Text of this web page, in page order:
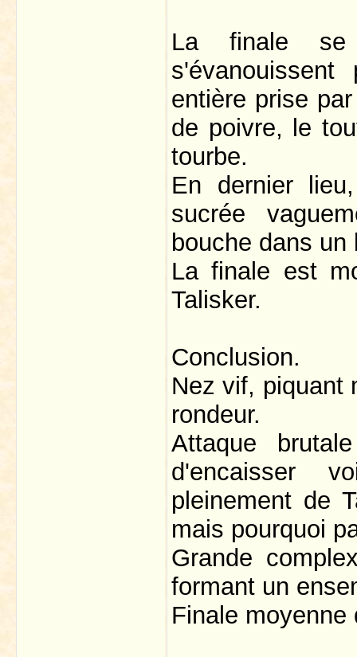
La finale se
entière prise
de poivre, le
tourbe.
En dernier
sucrée
bouche dans un
La finale est
Talisker.
Conclusion.
Nez vif, piquant
rondeur.
Attaque
d'encaisser
pleinement de
mais pourquoi
Grande
formant un
Finale